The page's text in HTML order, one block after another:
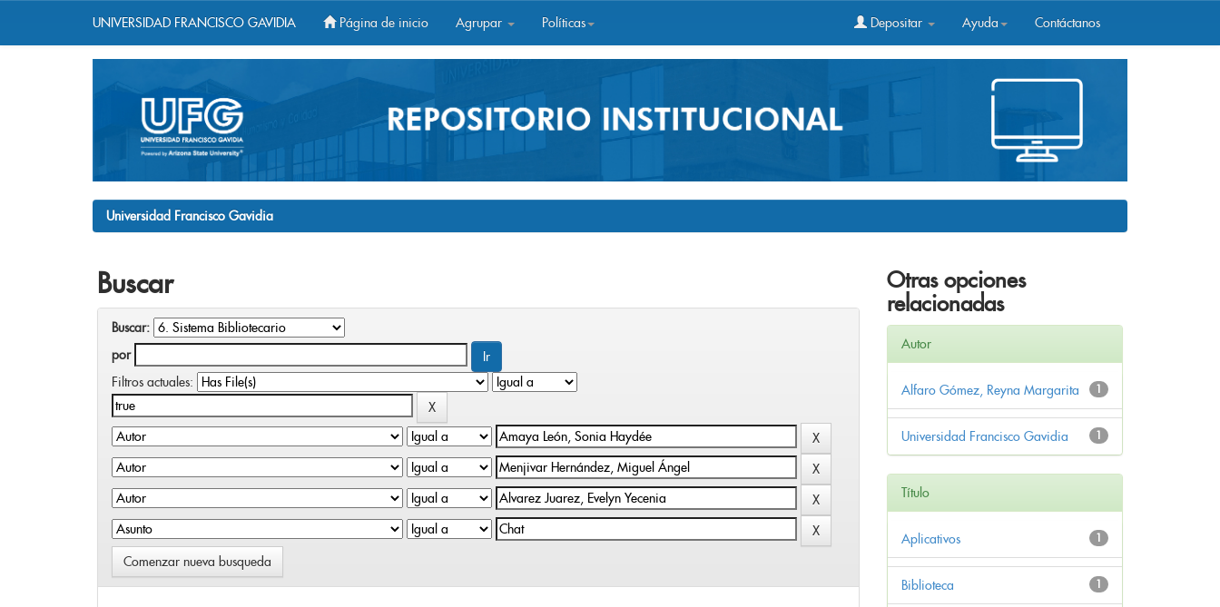
UNIVERSIDAD FRANCISCO GAVIDIA Página de inicio Agrupar Políticas Depositar Ayuda Contáctanos
Universidad Francisco Gavidia
Buscar
Buscar:
por
Filtros actuales:
Comenzar nueva busqueda
Otras opciones
relacionadas
Autor
1
Alfaro Gómez, Reyna Margarita
1
Universidad Francisco Gavidia
Título
1
Aplicativos
1
Biblioteca